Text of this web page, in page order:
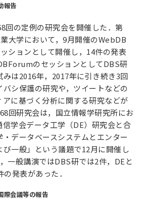
報告
回の定例の研究会を開催した．第
大学において，9月開催のWebDB
ションとして開催し，14件の発表
のセッションとしてDBS研
みは2016年，2017年に引き続き3回
バシ保護の研究や，ツイートなどの
アに基づく分析に関する研究などが
回研究会は，国立情報学研究所にお
信学会データ工学（DE）研究会と合
・データベースシステムとエンター
び一般」という議題で12月に開催し
一般講演ではDBS研では2件，DEと
発表があった．
際会議等の報告